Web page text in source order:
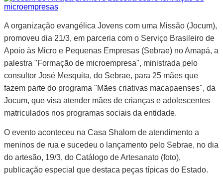
A organização evangélica Jovens com uma Missão (Jocum),
promoveu dia 21/3, em parceria com o Serviço Brasileiro de
Apoio às Micro e Pequenas Empresas (Sebrae) no Amapá, a
palestra "Formação de microempresa", ministrada pelo
consultor José Mesquita, do Sebrae, para 25 mães que
fazem parte do programa "Mães criativas macapaenses", da
Jocum, que visa atender mães de crianças e adolescentes
matriculados nos programas sociais da entidade.
O evento aconteceu na Casa Shalom de atendimento a
meninos de rua e sucedeu o lançamento pelo Sebrae, no dia
do artesão, 19/3, do Catálogo de Artesanato (foto),
publicação especial que destaca peças típicas do Estado.